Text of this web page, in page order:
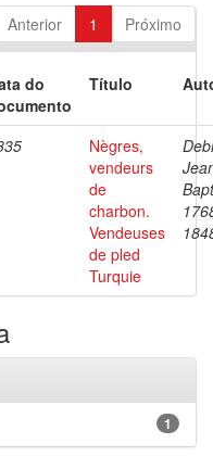
Anterior 1 Próximo
do
Título
Nègres,
vendeurs
de
charbon.
Vendeuses
de pled
Turquie
1